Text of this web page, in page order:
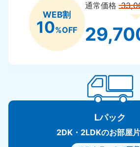
WEB割
10%OFF
通常価格
Lパック
2DK・2LDKのお部屋